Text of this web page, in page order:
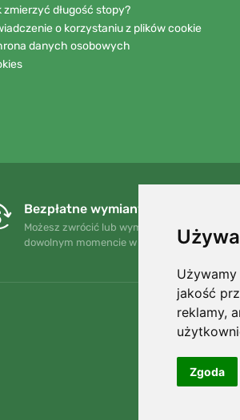
jakość
reklamy,
Zgoda
zmierzyć długość stopy?
o korzystaniu z plików cookie
danych osobowych
Bezpłatne wymiany i zwroty
Możesz zwrócić lub wymienić swoje
dowolnym momencie w ciągu 90 dni.